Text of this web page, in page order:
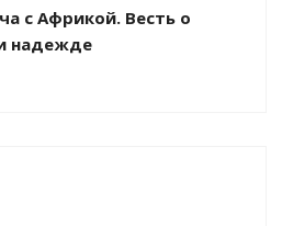
с Африкой. Весть о
надежде